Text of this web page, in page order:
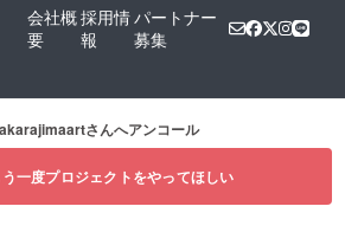
会社概
要
採用情
報
パートナー
募集
さんへアンコール
う一度プロジェクトをやってほしい